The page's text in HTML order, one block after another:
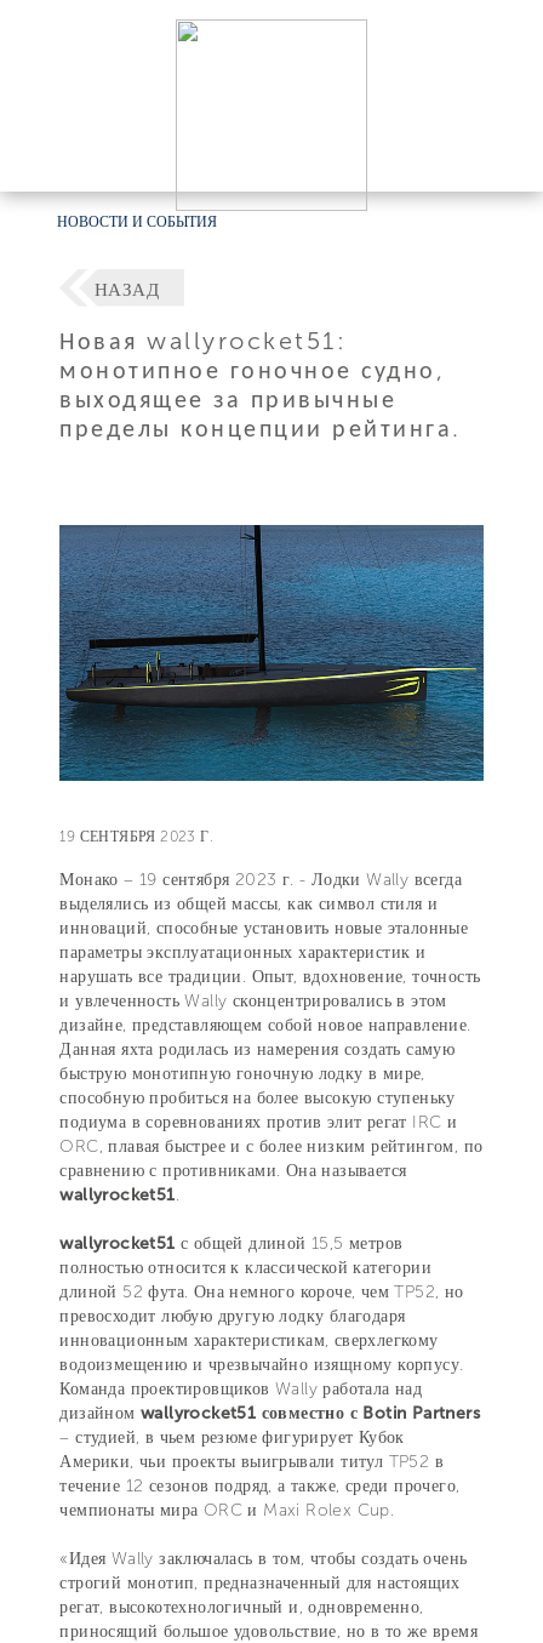
НОВОСТИ И СОБЫТИЯ
НАЗАД
Новая wallyrocket51:
монотипное гоночное судно,
выходящее за привычные
пределы концепции рейтинга.
19 СЕНТЯБРЯ 2023 Г.
Монако – 19 сентября 2023 г. - Лодки Wally всегда
выделялись из общей массы, как символ стиля и
инноваций, способные установить новые эталонные
параметры эксплуатационных характеристик и
нарушать все традиции. Опыт, вдохновение, точность
и увлеченность Wally сконцентрировались в этом
дизайне, представляющем собой новое направление.
Данная яхта родилась из намерения создать самую
быструю монотипную гоночную лодку в мире,
способную пробиться на более высокую ступеньку
подиума в соревнованиях против элит регат IRC и
ORC, плавая быстрее и с более низким рейтингом, по
сравнению с противниками. Она называется
wallyrocket51.
wallyrocket51 с общей длиной 15,5 метров
полностью относится к классической категории
длиной 52 фута. Она немного короче, чем TP52, но
превосходит любую другую лодку благодаря
инновационным характеристикам, сверхлегкому
водоизмещению и чрезвычайно изящному корпусу.
Команда проектировщиков Wally работала над
дизайном wallyrocket51 совместно с Botin Partners
– студией, в чьем резюме фигурирует Кубок
Америки, чьи проекты выигрывали титул TP52 в
течение 12 сезонов подряд, а также, среди прочего,
чемпионаты мира ORC и Maxi Rolex Cup.
«Идея Wally заключалась в том, чтобы создать очень
строгий монотип, предназначенный для настоящих
регат, высокотехнологичный и, одновременно,
приносящий большое удовольствие, но в то же время